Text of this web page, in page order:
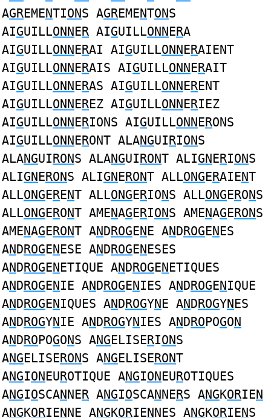
AGREMENTIONS AGREMENTONS
AIGUILLONNER AIGUILLONNERA
AIGUILLONNERAI AIGUILLONNERAIENT
AIGUILLONNERAIS AIGUILLONNERAIT
AIGUILLONNERAS AIGUILLONNERENT
AIGUILLONNEREZ AIGUILLONNERIEZ
AIGUILLONNERIONS AIGUILLONNERONS
AIGUILLONNERONT ALANGUIRIONS
ALANGUIRONS ALANGUIRONT ALIGNERIONS
ALIGNERONS ALIGNERONT ALLONGERAIENT
ALLONGERENT ALLONGERIONS ALLONGERONS
ALLONGERONT AMENAGERIONS AMENAGERONS
AMENAGERONT ANDROGENE ANDROGENES
ANDROGENESE ANDROGENESES
ANDROGENETIQUE ANDROGENETIQUES
ANDROGENIE ANDROGENIES ANDROGENIQUE
ANDROGENIQUES ANDROGYNE ANDROGYNES
ANDROGYNIE ANDROGYNIES ANDROPOGON
ANDROPOGONS ANGELISERIONS
ANGELISERONS ANGELISERONT
ANGIONEUROTIQUE ANGIONEUROTIQUES
ANGIOSCANNER ANGIOSCANNERS ANGKORIEN
ANGKORIENNE ANGKORIENNES ANGKORIENS